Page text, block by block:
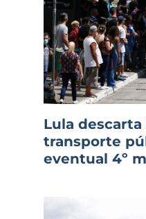
Lula
transporte
eventual 4º